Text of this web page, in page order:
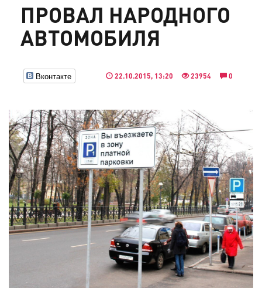
ПРОВАЛ НАРОДНОГО
АВТОМОБИЛЯ
Вконтакте 22.10.2015, 13:20 23954 0